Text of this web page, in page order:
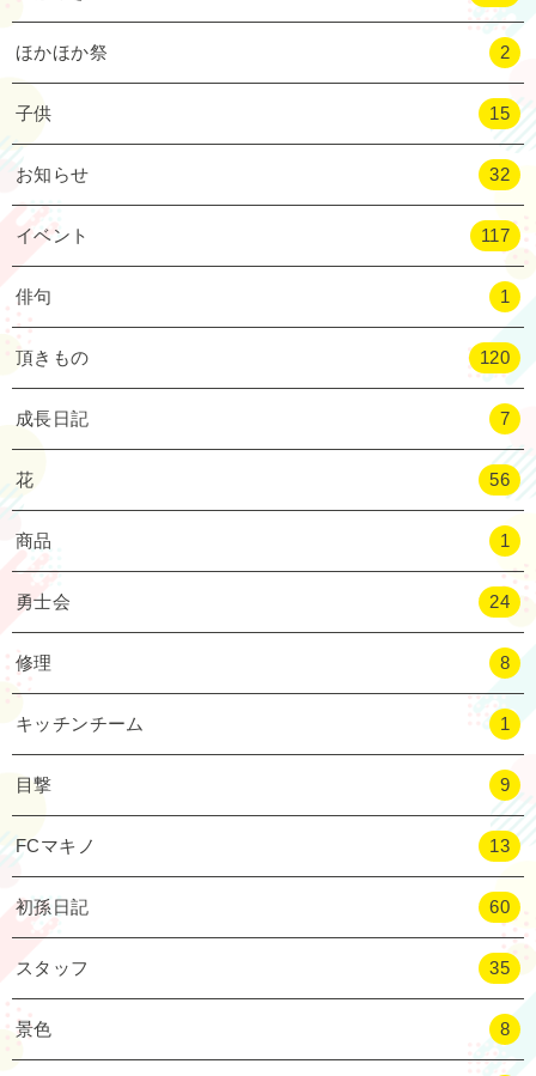
ほかほか祭 2
子供 15
お知らせ 32
イベント 117
俳句 1
頂きもの 120
成長日記 7
花 56
商品 1
勇士会 24
修理 8
キッチンチーム 1
目撃 9
FCマキノ 13
初孫日記 60
スタッフ 35
景色 8